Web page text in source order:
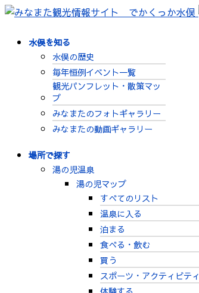
水俣を知る
水俣の歴史
毎年恒例イベント一覧
観光パンフレット・散策マッ
プ
みなまたのフォトギャラリー
みなまたの動画ギャラリー
場所で探す
湯の児温泉
湯の児マップ
すべてのリスト
温泉に入る
泊まる
食べる・飲む
買う
スポーツ・アクティビティ